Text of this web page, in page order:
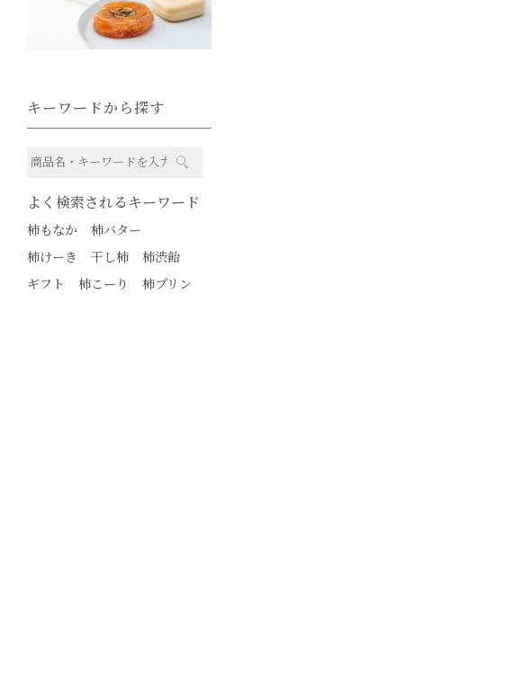
キーワードから探す
よく検索されるキーワード
柿もなか
柿バター
柿けーき
干し柿
柿渋飴
ギフト
柿こーり 柿プリン